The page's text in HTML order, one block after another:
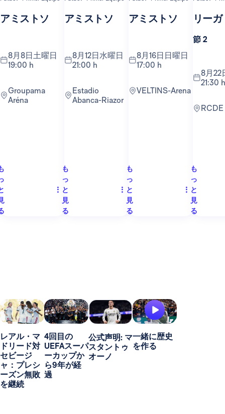
アミストソ
8月8日土曜日
19:00 h
Groupama
Aréna
アミストソ
8月12日水曜日
21:00 h
Estadio
Abanca-Riazor
も
っ
と
見
る
アミストソ
8月16日日曜日
17:00 h
VELTINS-Arena
も
っ
と
見
る
リーガ
節 2
8月22日土曜日
21:30 h
も
っ
と
見
る
レアル・マ
ドリード対
セビージ
ャ：プレシ
ーズン無敗
を継続
4回目の
UEFAスーパ
ーカップか
ら9年が経
過
公式声明: マ
スタントゥ
オーノ
一緒に歴史
を作る